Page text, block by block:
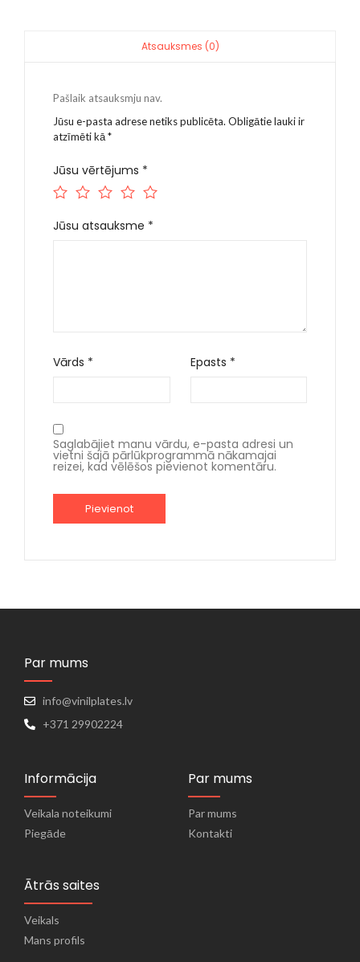
Atsauksmes (0)
Pašlaik atsauksmju nav.
Jūsu e-pasta adrese netiks publicēta. Obligātie lauki ir
atzīmēti kā*
Jūsu vērtējums *
Jūsu atsauksme *
Vārds * Epasts *
Saglabājiet manu vārdu, e-pasta adresi un
vietni šajā pārlūkprogrammā nākamajai
reizei, kad vēlēšos pievienot komentāru.
Par mums
info@vinilplates.lv
+371 29902224
Informācija
Veikala noteikumi
Piegāde
Par mums
Par mums
Kontakti
Ātrās saites
Veikals
Mans profils